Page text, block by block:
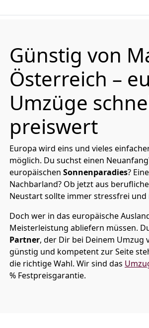
Günstig von
Österreich –
Umzüge
preiswert
Europa wird eins und vieles
möglich. Du suchst einen
europäischen Sonnenparadies?
Nachbarland? Ob jetzt aus
Neustart sollte immer stressfrei
Doch wer in das europäische
Meisterleistung abliefern müssen.
Partner, der Dir bei Deinem
günstig und kompetent zur Seite
die richtige Wahl. Wir sind das
% Festpreisgarantie.